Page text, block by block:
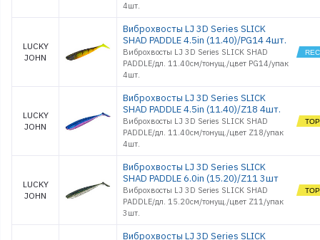
4шт.
LUCKY
JOHN
Виброхвосты LJ 3D Series SLICK
SHAD PADDLE 4.5in (11.40)/PG14 4шт.
Виброхвосты LJ 3D Series SLICK SHAD
PADDLE/дл. 11.40см/тонущ./цвет PG14/упак
4шт.
LUCKY
JOHN
Виброхвосты LJ 3D Series SLICK
SHAD PADDLE 4.5in (11.40)/Z18 4шт.
Виброхвосты LJ 3D Series SLICK SHAD
PADDLE/дл. 11.40см/тонущ./цвет Z18/упак
4шт.
LUCKY
JOHN
Виброхвосты LJ 3D Series SLICK
SHAD PADDLE 6.0in (15.20)/Z11 3шт
Виброхвосты LJ 3D Series SLICK SHAD
PADDLE/дл. 15.20см/тонущ./цвет Z11/упак
3шт.
Виброхвосты LJ 3D Series SLICK